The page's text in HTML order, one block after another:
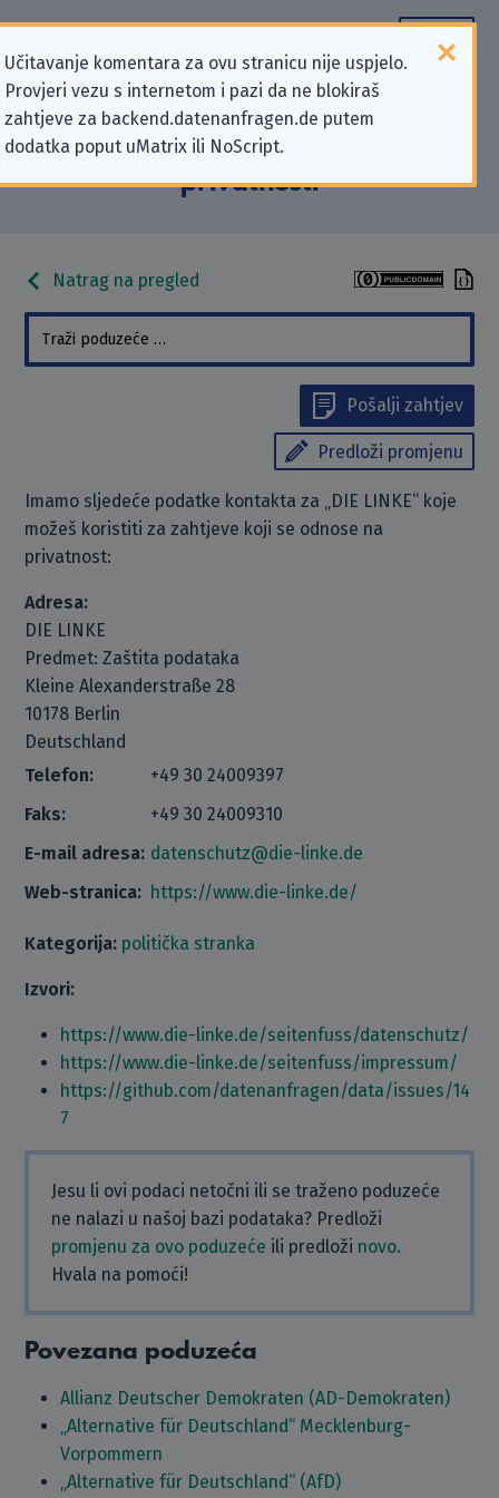
Učitavanje komentara za ovu stranicu nije uspjelo.
Provjeri vezu s internetom i pazi da ne blokiraš
zahtjeve za backend.datenanfragen.de putem
dodatka poput uMatrix ili NoScript.
Podaci kontakta „DIE LINKE” koji se
odnose na zahtjeve za zaštitu
privatnosti
Natrag na pregled
Pošalji zahtjev
Predloži promjenu
Imamo sljedeće podatke kontakta za „DIE LINKE“ koje
možeš koristiti za zahtjeve koji se odnose na
privatnost:
Adresa:
DIE LINKE
Predmet: Zaštita podataka
Kleine Alexanderstraße 28
10178 Berlin
Deutschland
Telefon:
+49 30 24009397
Faks:
+49 30 24009310
E-mail adresa: datenschutz@die-linke.de
Web-stranica: https://www.die-linke.de/
Kategorija: politička stranka
Izvori:
https://www.die-linke.de/seitenfuss/datenschutz/
https://www.die-linke.de/seitenfuss/impressum/
https://github.com/datenanfragen/data/issues/14
7
Jesu li ovi podaci netočni ili se traženo poduzeće
ne nalazi u našoj bazi podataka? Predloži
promjenu za ovo poduzeće ili predloži novo.
Hvala na pomoći!
Povezana poduzeća
Allianz Deutscher Demokraten (AD-Demokraten)
„Alternative für Deutschland“ Mecklenburg-
Vorpommern
„Alternative für Deutschland“ (AfD)